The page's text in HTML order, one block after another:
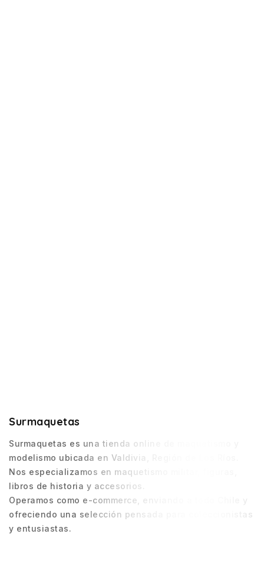
Surmaquetas
Surmaquetas es una tienda online de maquetismo y
modelismo ubicada en Valdivia, Región de Los Ríos.
Nos especializamos en maquetismo militar, figuras,
libros de historia y accesorios.
Operamos como e-commerce, enviando a todo Chile y
ofreciendo una selección pensada para coleccionistas
y entusiastas.